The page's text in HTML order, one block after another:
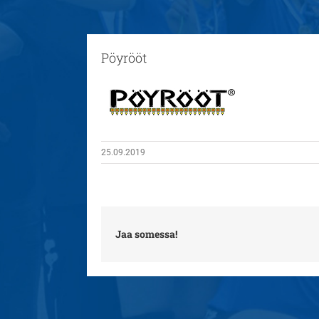
Pöyrööt
25.09.2019
Jaa somessa!